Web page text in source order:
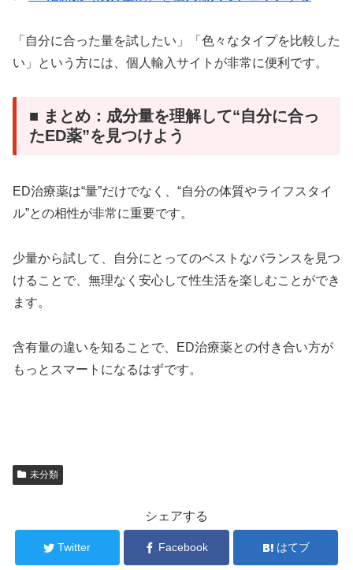
「自分に合った量を試したい」「色々なタイプを比較した
い」という方には、個人輸入サイトが非常に便利です。
■ まとめ：成分量を理解して“自分に合っ
たED薬”を見つけよう
ED治療薬は“量”だけでなく、“自分の体質やライフスタイ
ル”との相性が非常に重要です。
少量から試して、自分にとってのベストなバランスを見つ
けることで、無理なく安心して性生活を楽しむことができ
ます。
含有量の違いを知ることで、ED治療薬との付き合い方が
もっとスマートになるはずです。
未分類
シェアする
Twitter Facebook はてブ